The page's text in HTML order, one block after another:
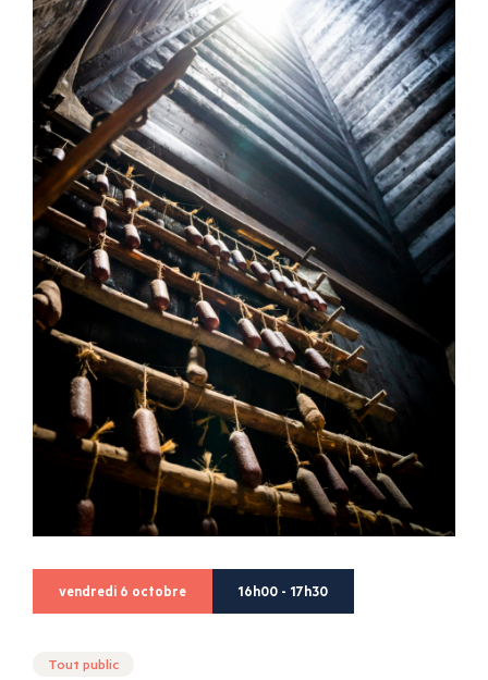
vendredi 6 octobre 16h00 - 17h30
Tout public